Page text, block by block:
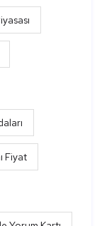
Fiyat